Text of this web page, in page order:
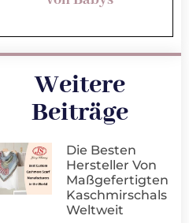
Weitere
Beiträge
Die Besten
Hersteller Von
Maßgefertigten
Kaschmirschals
Weltweit